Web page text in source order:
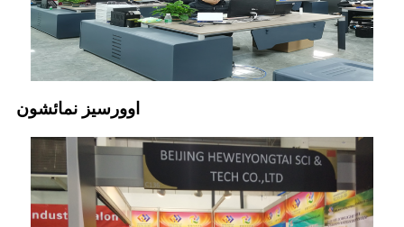
اوورسيز نمائشون